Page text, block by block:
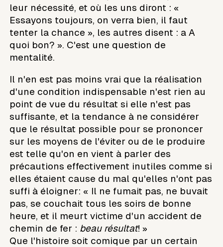
leur nécessité, et où les uns diront : «
Essayons toujours, on verra bien, il faut
tenter la chance », les autres disent : a A
quoi bon? ». C'est une question de
mentalité.
Il n'en est pas moins vrai que la réalisation
d'une condition indispensable n'est rien au
point de vue du résultat si elle n'est pas
suffisante, et la tendance à ne considérer
que le résultat possible pour se prononcer
sur les moyens de l'éviter ou de le produire
est telle qu'on en vient à parler des
précautions effectivement inutiles comme si
elles étaient cause du mal qu'elles n'ont pas
suffi à éloigner: « Il ne fumait pas, ne buvait
pas, se couchait tous les soirs de bonne
heure, et il meurt victime d'un accident de
chemin de fer : beau résultat! »
Que l'histoire soit comique par un certain